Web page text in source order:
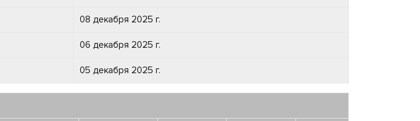
08 декабря 2025 г.
06 декабря 2025 г.
05 декабря 2025 г.